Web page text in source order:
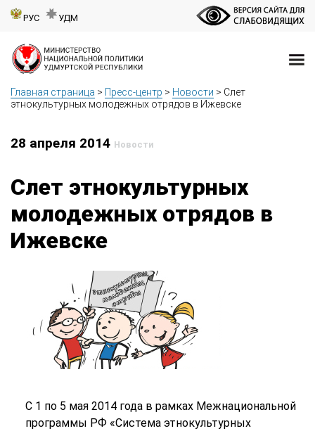
РУС УДМ
Главная страница > Пресс-центр > Новости > Слет
этнокультурных молодежных отрядов в Ижевске
28 апреля 2014 Новости
Слет этнокультурных
молодежных отрядов в
Ижевске
С 1 по 5 мая 2014 года в рамках Межнациональной
программы РФ «Система этнокультурных